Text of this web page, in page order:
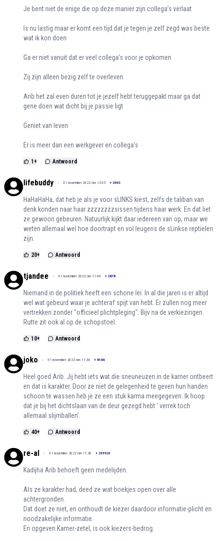
Je bent niet de enige die op deze manier zijn collega’s verlaat
Is nu lastig maar er komt een tijd dat je tegen je zelf zegd was beste
wat ik kon doen
Ga er niet vanuit dat er veel collega’s voor je opkomen
Zij zijn alleen bezig zelf te overleven
Arib het zal even duren tot je jezelf hebt teruggepakt maar ga dat
gene doen wat dicht bij je passie ligt
Geniet van leven
Er is meer dan een werkgever en collega’s
1 + Antwoord
lifebuddy 01 november 2022 om 12:05 + 3003
HaHaHaHa, dat heb je als je voor sLINKS kiest, zelfs de taliban van
denk konden naar haar zzzzzzzzsissen tijdens haar werk. En dat liet
ze gewoon gebeuren. Natuurlijk kijkt daar iedereen van op, maar we
weten allemaal wel hoe doortrapt en vol leugens de sLinkse reptielen
zijn.
20+ Antwoord
tjandee 01 november 2022 om 11:44 + 2878
Niemand in de politiek heeft een schone lei. In al die jaren is er altijd
wel wat gebeurd waar je achteraf spijt van hebt. Er zullen nog meer
vertrekken zonder "officieel plichtpleging". Bijv na de verkiezingen.
Rutte zit ook al op de schopstoel.
10+ Antwoord
joko 01 november 2022 om 11:34 + 8166
Heel goed Arib. Jij hebt iets wat die sneuneuzen in de kamer ontbeert
en dat is karakter. Door ze niet de gelegenheid te geven hun handen
schoon te wassen heb je ze een stuk karma meegegeven. Ik hoop
dat je bij het dichtslaan van de deur gezegd hebt ' verrek toch
allemaal slijmballen'.
40+ Antwoord
re-al 01 november 2022 om 11:30 + 209920
Kadijha Arib behoeft geen medelijden.
Als ze karakter had, deed ze wat boekjes open over alle
achtergronden.
Dat doet ze niet, en onthoudt de kiezer daardoor informatie-plicht en
noodzakelijke informatie.
En opgeven Kamer-zetel, is ook kiezers-bedrog.